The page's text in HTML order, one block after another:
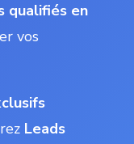
qualifiés en
vos
Leads